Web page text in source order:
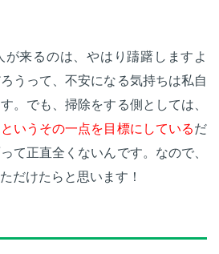
が来るのは、やはり躊躇しますよ
うって、不安になる気持ちは私自
。でも、掃除をする側としては、
いうその一点を目標にしているだ
て正直全くないんです。なので、
だけたらと思います！